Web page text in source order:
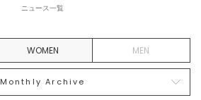
ニュース一覧
WOMEN MEN
Monthly Archive